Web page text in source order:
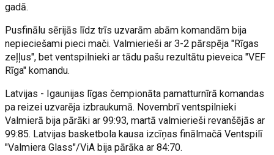
gadā.
Pusfinālu sērijās līdz trīs uzvarām abām komandām bija
nepieciešami pieci mači. Valmierieši ar 3-2 pārspēja "Rīgas
zeļļus", bet ventspilnieki ar tādu pašu rezultātu pieveica "VEF
Rīga" komandu.
Latvijas - Igaunijas līgas čempionāta pamatturnīrā komandas
pa reizei uzvarēja izbraukumā. Novembrī ventspilnieki
Valmierā bija pārāki ar 99:93, martā valmierieši revanšējās ar
99:85. Latvijas basketbola kausa izcīņas finālmačā Ventspilī
"Valmiera Glass"/ViA bija pārāka ar 84:70.